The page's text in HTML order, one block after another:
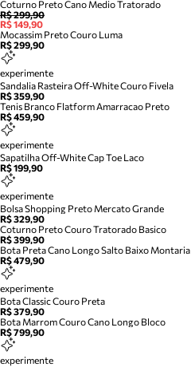
Coturno Preto Cano Medio Tratorado
R$ 299,90
R$ 149,90
Mocassim Preto Couro Luma
R$ 299,90
experimente
Sandalia Rasteira Off-White Couro Fivela
R$ 359,90
Tenis Branco Flatform Amarracao Preto
R$ 459,90
experimente
Sapatilha Off-White Cap Toe Laco
R$ 199,90
experimente
Bolsa Shopping Preto Mercato Grande
R$ 329,90
Coturno Preto Couro Tratorado Basico
R$ 399,90
Bota Preta Cano Longo Salto Baixo Montaria
R$ 479,90
experimente
Bota Classic Couro Preta
R$ 379,90
Bota Marrom Couro Cano Longo Bloco
R$ 799,90
experimente